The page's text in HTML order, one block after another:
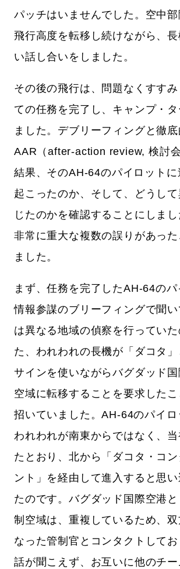
パッチはいませんでした。空中部
飛行高度を転移し続けながら、
い話し合いをしました。
その後の飛行は、問題なくすす
ての任務を完了し、キャンプ・
ました。デブリーフィングと徹底
AAR（after-action review, 検討
結果、そのAH-64のパイロット
起こったのか、そして、どうし
じたのかを確認することにしまし
非常に重大な複数の誤りがあった
ました。
まず、任務を完了したAH-64のパ
情報参謀のブリーフィングで聞い
は異なる地域の偵察を行っていた
た、われわれの長機が「ダコタ
サインを使いながらバグダッド国
空域に転移することを要求した
招いていました。AH-64のパイロ
われわれが南東からではなく、
たとおり、北から「ダコタ・コ
ント」を経由して進入すると思
たのです。バグダッド国際空港
制空域は、重複しているため、
なった管制官とコンタクトして
話が聞こえず、お互いに他のチ